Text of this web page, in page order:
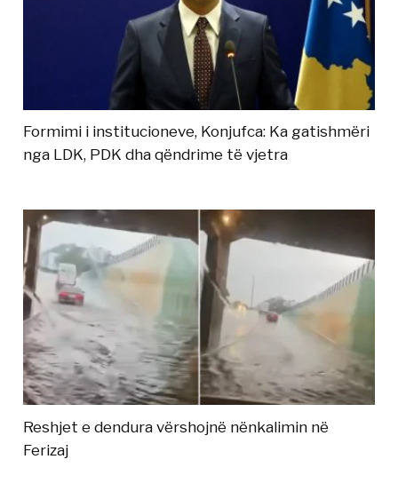
Formimi i institucioneve, Konjufca: Ka gatishmëri
nga LDK, PDK dha qëndrime të vjetra
Reshjet e dendura vërshojnë nënkalimin në
Ferizaj